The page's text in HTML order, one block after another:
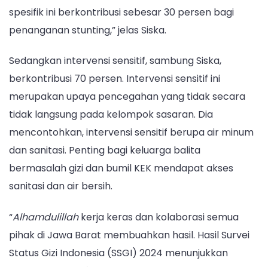
spesifik ini berkontribusi sebesar 30 persen bagi
penanganan stunting,” jelas Siska.
Sedangkan intervensi sensitif, sambung Siska,
berkontribusi 70 persen. Intervensi sensitif ini
merupakan upaya pencegahan yang tidak secara
tidak langsung pada kelompok sasaran. Dia
mencontohkan, intervensi sensitif berupa air minum
dan sanitasi. Penting bagi keluarga balita
bermasalah gizi dan bumil KEK mendapat akses
sanitasi dan air bersih.
“Alhamdulillahkerja keras dan kolaborasi semua
pihak di Jawa Barat membuahkan hasil. Hasil Survei
Status Gizi Indonesia (SSGI) 2024 menunjukkan